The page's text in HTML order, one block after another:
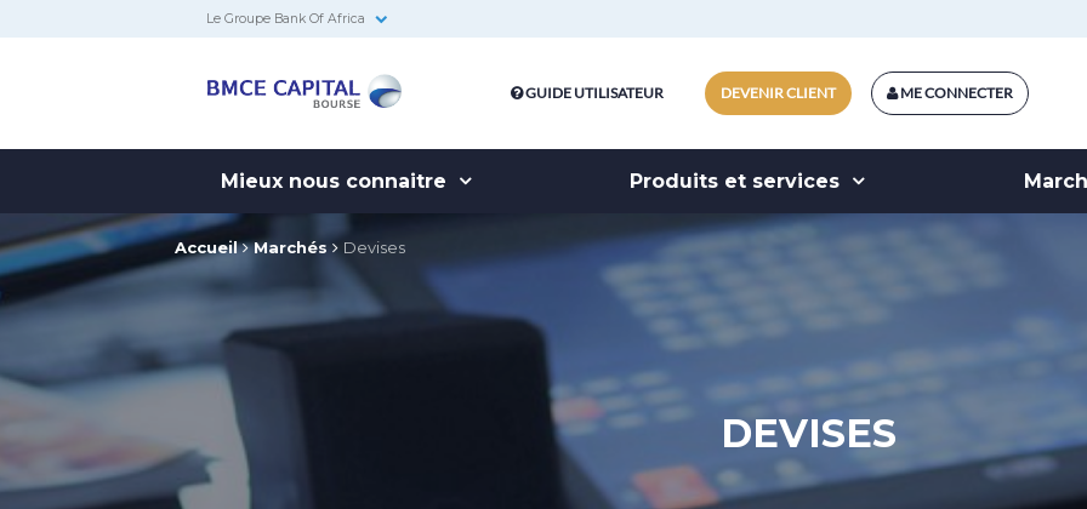
Le Groupe Bank Of Africa
Bourse
ME CONNECTER
DEVENIR CLIENT
GUIDE UTILISATEUR
Mieux nous connaitre Produits et services
Accueil Marchés Devises
DEVISES